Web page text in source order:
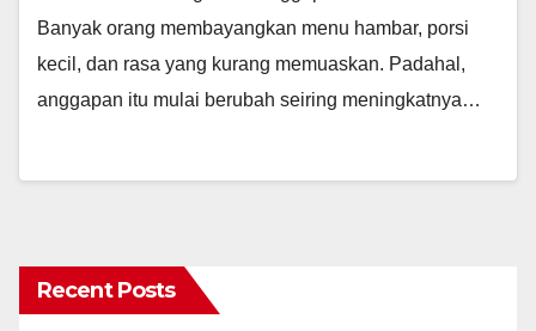
Banyak orang membayangkan menu hambar, porsi
kecil, dan rasa yang kurang memuaskan. Padahal,
anggapan itu mulai berubah seiring meningkatnya…
Recent Posts